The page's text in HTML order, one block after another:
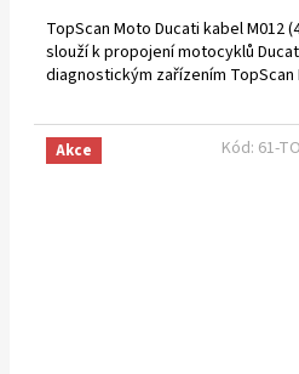
TopScan Moto Ducati kabel M012
slouží k propojení motocyklů
diagnostickým zařízením TopScan
Akce Kód: 61-